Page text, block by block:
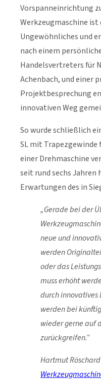
Vorspanneinrichtung
Werkzeugmaschine ist
Ungewöhnliches und
nach einem
Handelsvertreters für
Achenbach, und einer
Projektbesprechung
innovativen Weg
So wurde schließlich
SL mit Trapezgewinde
einer Drehmaschine
seit rund sechs
Erwartungen des in
„Gerade bei der
neue und
werden
oder das
muss erhöht
durch innovatives
werden bei
wieder gerne auf
zurückgreifen.“
Hartmut Röschard